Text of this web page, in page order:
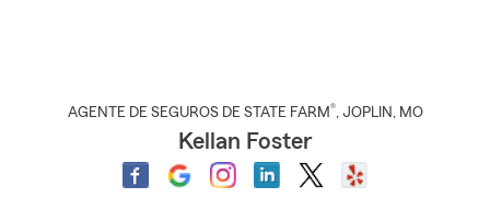
AGENTE DE SEGUROS DE STATE FARM®, JOPLIN , MO
Kellan Foster